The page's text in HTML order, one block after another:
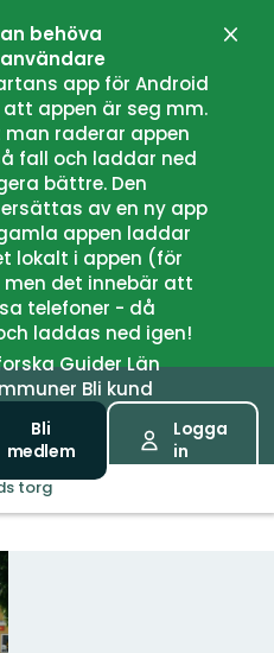
behöva
app för Android
appen är seg mm.
raderar appen
fall och laddar ned
bättre. Den
av en ny app
appen laddar
lokalt i appen (för
det innebär att
telefoner - då
laddas ned igen!
GuiderLän
Bli kund
Bli
medlem
Logga
in
torg